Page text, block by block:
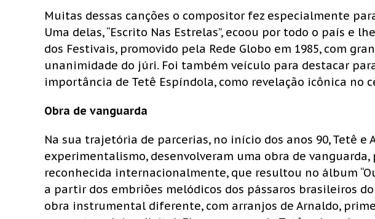
Muitas dessas canções o compositor fez especialmente
Uma delas, “Escrito Nas Estrelas”, ecoou por todo o país e
dos Festivais, promovido pela Rede Globo em 1985, com
unanimidade do júri. Foi também veículo para destacar
importância de Tetê Espíndola, como revelação icônica no
Obra de vanguarda
Na sua trajetória de parcerias, no início dos anos 90, Tetê e
experimentalismo, desenvolveram uma obra de vanguarda,
reconhecida internacionalmente, que resultou no álbum
a partir dos embriões melódicos dos pássaros brasileiros
obra instrumental diferente, com arranjos de Arnaldo,